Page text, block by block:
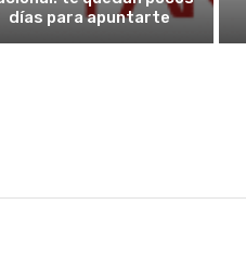
días para apuntarte